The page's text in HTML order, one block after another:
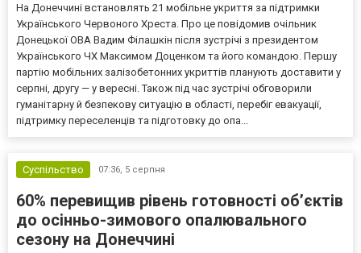
На Донеччині встановлять 21 мобільне укриття за підтримки
Українського Червоного Хреста. Про це повідомив очільник
Донецької ОВА Вадим Філашкін після зустрічі з президентом
Українського ЧХ Максимом Доценком та його командою. Першу
партію мобільних залізобетонних укриттів планують доставити у
серпні, другу — у вересні. Також під час зустрічі обговорили
гуманітарну й безпекову ситуацію в області, перебіг евакуації,
підтримку переселенців та підготовку до опа...
Суспільство 07:36, 5 серпня
60% перевищив рівень готовності об’єктів
до осінньо-зимового опалювального
сезону на Донеччині